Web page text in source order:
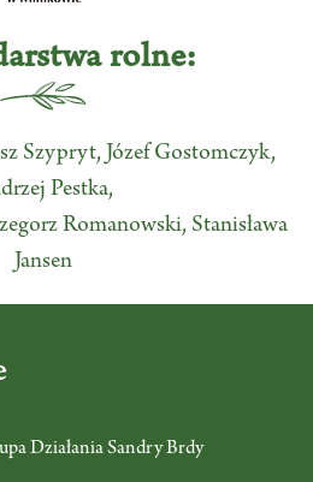
rolne:
Szypryt, Józef Gostomczyk,
Pestka,
Romanowski, Stanisława
Jansen
Działania Sandry Brdy